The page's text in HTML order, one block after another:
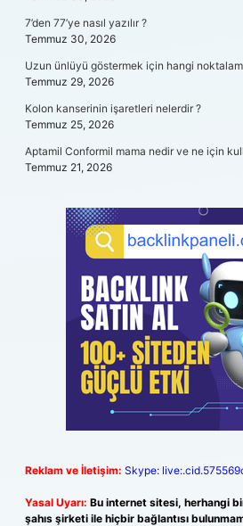
7’den 77’ye nasıl yazılır ?
Temmuz 30, 2026
Uzun ünlüyü göstermek için hangi
Temmuz 29, 2026
Kolon kanserinin işaretleri nelerdir ?
Temmuz 25, 2026
Aptamil Conformil mama nedir ve ne için
Temmuz 21, 2026
Reklam ve İletişim: Skype:
Yasal Uyarı: Bu internet sitesi, herhangi
şahıs şirketi ile hiçbir bağlantısı